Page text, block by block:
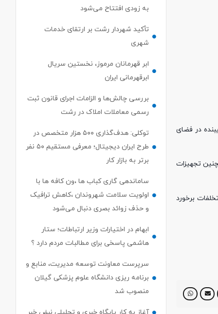
تبلیغات فریبنده در فضای
تجهیزات
برخورد
به زودی افتتاح می‌شود
تأکید شهردار رشت بر ارتقای خدمات
شهری
ابر قهرمانان مرموز، نخستین سریال
ابرقهرمانی ایران
بررسی چالش‌ها و الزامات اجرای قانون ثبت
رسمی معاملات املاک در رشت
توکلی: هدف‌گذاری ۵۰۰ هزار متخصص در
طرح ایران دیجیتال؛ معرفی مستقیم ۵۰ نفر
برتر به بازار کار
ساماندهی گاری کباب ها ،ون کافه ها با
اولویت سلامت شهروندان ،کاهش ترافیک
و حذف زوائد بصری دنبال می‌شود
ابهام در اختیارات وزیر ارتباطات؛ ستار
هاشمی پاسخی برای مطالبات مردم دارد ؟
سرپرست معاونت توسعه مدیریت، منابع و
برنامه ریزی دانشگاه علوم پزشکی گیلان
منصوب شد